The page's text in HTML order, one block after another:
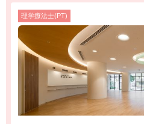
理学療法士(PT)